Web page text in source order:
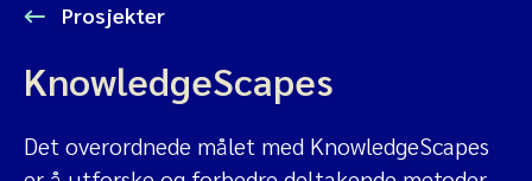
Prosjekter
KnowledgeScapes
Det overordnede målet med KnowledgeScapes